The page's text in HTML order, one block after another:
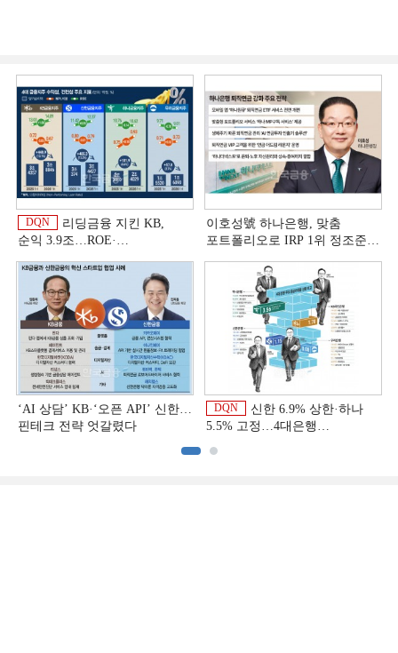
DQN
리딩금융 지킨 KB,
순익 3.9조…ROE·
상반기 금융 리그테이블]
이호성號 하나은행, 맞춤
포트폴리오로 IRP 1위 정조준
‘AI 상담’ KB·‘오픈 API’ 신한…
핀테크 전략 엇갈렸다
DQN
신한 6.9% 상한·하나
5.5% 고정…4대은행